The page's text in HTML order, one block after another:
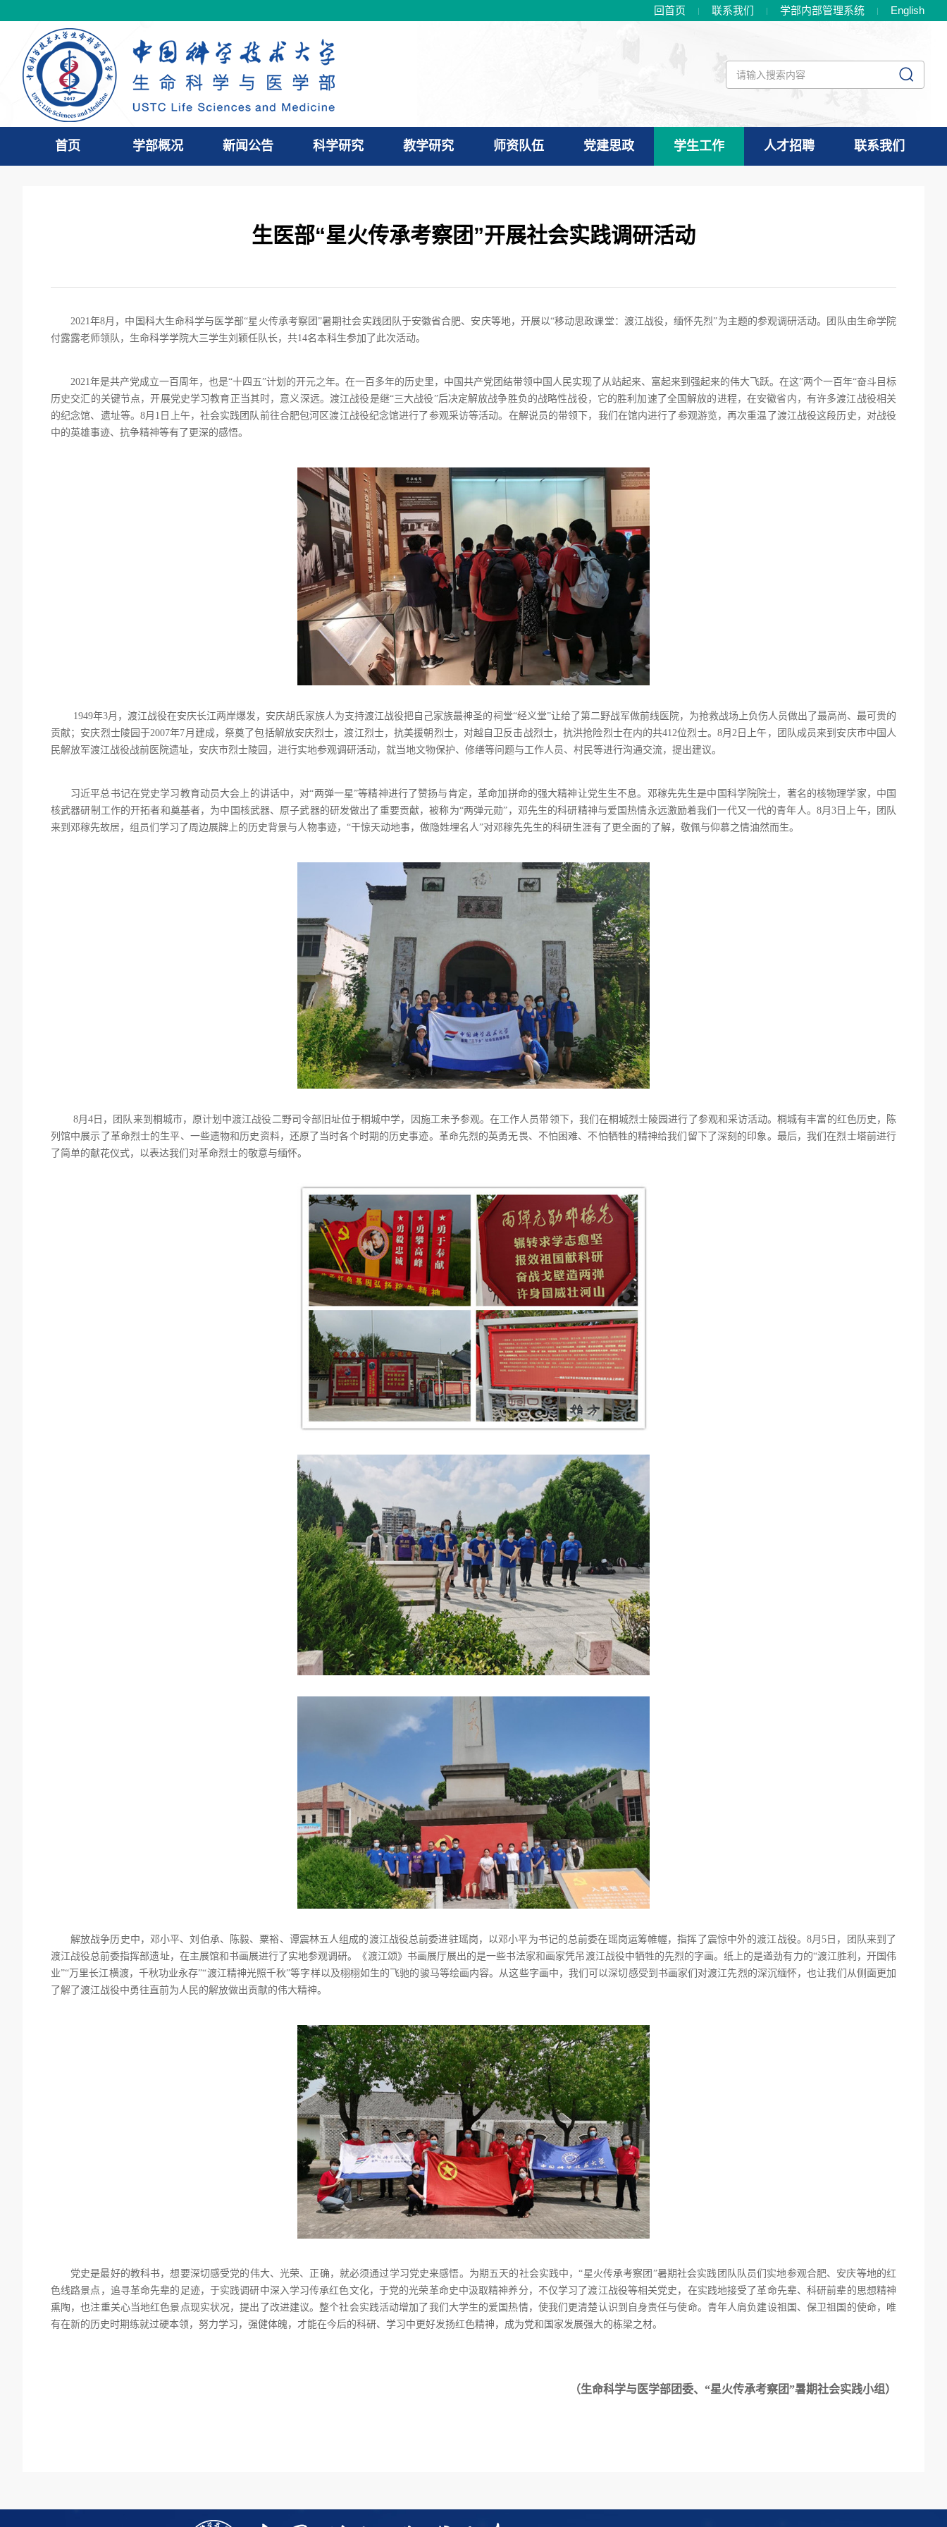
回首页 联系我们 学部内部管理系统 English
首页 学部概况 新闻公告 科学研究 教学研究 师资队伍 党建思政 学生工作 人才招聘 联系我们
生医部“星火传承考察团”开展社会实践调研活动
2021年8月，中国科大生命科学与医学部“星火传承考察团”暑期社会实践团队于安徽省合肥、安庆等地，开展以“移动思政课堂：渡江战役，缅怀先烈”为主题的参观调研活动。团队由生命学院
付露露老师领队，生命科学学院大三学生刘颖任队长，共14名本科生参加了此次活动。
2021年是共产党成立一百周年，也是“十四五”计划的开元之年。在一百多年的历史里，中国共产党团结带领中国人民实现了从站起来、富起来到强起来的伟大飞跃。在这”两个一百年“奋斗目标
历史交汇的关键节点，开展党史学习教育正当其时，意义深远。渡江战役是继“三大战役”后决定解放战争胜负的战略性战役，它的胜利加速了全国解放的进程，在安徽省内，有许多渡江战役相关
的纪念馆、遗址等。8月1日上午，社会实践团队前往合肥包河区渡江战役纪念馆进行了参观采访等活动。在解说员的带领下，我们在馆内进行了参观游览，再次重温了渡江战役这段历史，对战役
中的英雄事迹、抗争精神等有了更深的感悟。
1949年3月，渡江战役在安庆长江两岸爆发，安庆胡氏家族人为支持渡江战役把自己家族最神圣的祠堂“经义堂”让给了第二野战军做前线医院，为抢救战场上负伤人员做出了最高尚、最可贵的
贡献；安庆烈士陵园于2007年7月建成，祭奠了包括解放安庆烈士，渡江烈士，抗美援朝烈士，对越自卫反击战烈士，抗洪抢险烈士在内的共412位烈士。8月2日上午，团队成员来到安庆市中国人
民解放军渡江战役战前医院遗址，安庆市烈士陵园，进行实地参观调研活动，就当地文物保护、修缮等问题与工作人员、村民等进行沟通交流，提出建议。
习近平总书记在党史学习教育动员大会上的讲话中，对“两弹一星”等精神进行了赞扬与肯定，革命加拼命的强大精神让党生生不息。邓稼先先生是中国科学院院士，著名的核物理学家，中国
核武器研制工作的开拓者和奠基者，为中国核武器、原子武器的研发做出了重要贡献，被称为“两弹元勋”，邓先生的科研精神与爱国热情永远激励着我们一代又一代的青年人。8月3日上午，团队
来到邓稼先故居，组员们学习了周边展牌上的历史背景与人物事迹，“干惊天动地事，做隐姓埋名人”对邓稼先先生的科研生涯有了更全面的了解，敬佩与仰慕之情油然而生。
8月4日，团队来到桐城市，原计划中渡江战役二野司令部旧址位于桐城中学，因施工未予参观。在工作人员带领下，我们在桐城烈士陵园进行了参观和采访活动。桐城有丰富的红色历史，陈
列馆中展示了革命烈士的生平、一些遗物和历史资料，还原了当时各个时期的历史事迹。革命先烈的英勇无畏、不怕困难、不怕牺牲的精神给我们留下了深刻的印象。最后，我们在烈士塔前进行
了简单的献花仪式，以表达我们对革命烈士的敬意与缅怀。
解放战争历史中，邓小平、刘伯承、陈毅、粟裕、谭震林五人组成的渡江战役总前委进驻瑶岗，以邓小平为书记的总前委在瑶岗运筹帷幄，指挥了震惊中外的渡江战役。8月5日，团队来到了
渡江战役总前委指挥部遗址，在主展馆和书画展进行了实地参观调研。《渡江颂》书画展厅展出的是一些书法家和画家凭吊渡江战役中牺牲的先烈的字画。纸上的是遒劲有力的“渡江胜利，开国伟
业”“万里长江横渡，千秋功业永存”“渡江精神光照千秋”等字样以及栩栩如生的飞驰的骏马等绘画内容。从这些字画中，我们可以深切感受到书画家们对渡江先烈的深沉缅怀，也让我们从侧面更加
了解了渡江战役中勇往直前为人民的解放做出贡献的伟大精神。
党史是最好的教科书，想要深切感受党的伟大、光荣、正确，就必须通过学习党史来感悟。为期五天的社会实践中，“星火传承考察团”暑期社会实践团队队员们实地参观合肥、安庆等地的红
色线路景点，追寻革命先辈的足迹，于实践调研中深入学习传承红色文化，于党的光荣革命史中汲取精神养分，不仅学习了渡江战役等相关党史，在实践地接受了革命先辈、科研前辈的思想精神
熏陶，也注重关心当地红色景点现实状况，提出了改进建议。整个社会实践活动增加了我们大学生的爱国热情，使我们更清楚认识到自身责任与使命。青年人肩负建设祖国、保卫祖国的使命，唯
有在新的历史时期练就过硬本领，努力学习，强健体魄，才能在今后的科研、学习中更好发扬红色精神，成为党和国家发展强大的栋梁之材。
（生命科学与医学部团委、 “星火传承考察团”暑期社会实践小组）